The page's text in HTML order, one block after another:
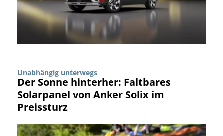
Unabhängig unterwegs
Der Sonne hinterher: Faltbares
Solarpanel von Anker Solix im
Preissturz